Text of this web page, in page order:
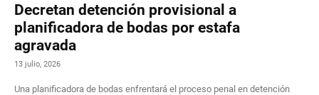
Decretan detención provisional a
planificadora de bodas por estafa
agravada
13 julio, 2026
Una planificadora de bodas enfrentará el proceso penal en detención